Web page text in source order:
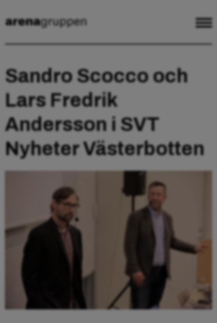
Sandro Scocco och
Lars Fredrik
Andersson i SVT
Nyheter Västerbotten